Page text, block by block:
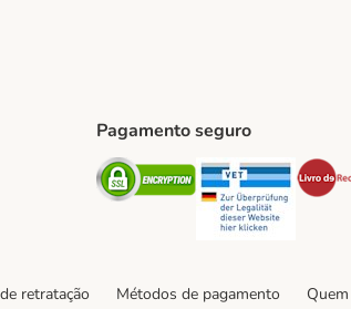
Method
Pagamento seguro
Security Security
retratação Métodos de pagamento